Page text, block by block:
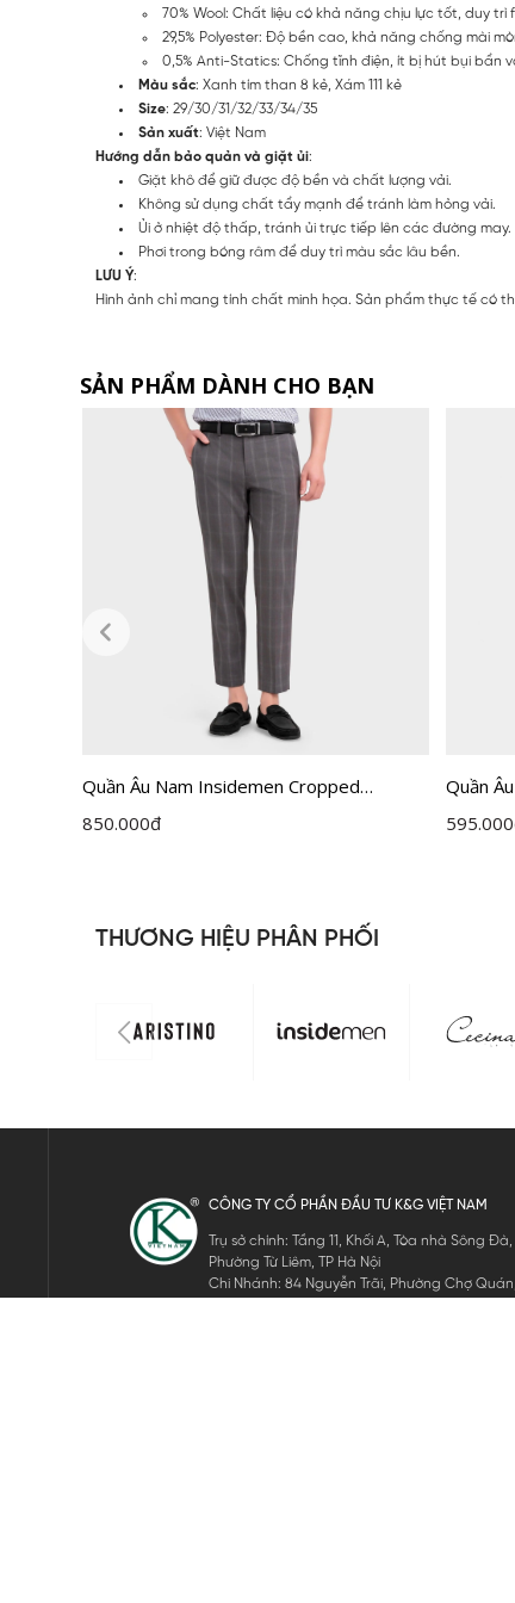
70% Wool: Chất liệu có khả năng chịu lực tốt, duy
29,5% Polyester: Độ bền cao, khả năng chống mài
0,5% Anti-Statics: Chống tĩnh điện, ít bị hút bụi bẩn
Màu sắc: Xanh tím than 8 kẻ, Xám 111 kẻ
Size: 29/30/31/32/33/34/35
Sản xuất: Việt Nam
Hướng dẫn bảo quản và giặt ủi:
Giặt khô để giữ được độ bền và chất lượng vải.
Không sử dụng chất tẩy mạnh để tránh làm hỏng vải.
Ủi ở nhiệt độ thấp, tránh ủi trực tiếp lên các đường may.
Phơi trong bóng râm để duy trì màu sắc lâu bền.
LƯU Ý:
Hình ảnh chỉ mang tính chất minh họa. Sản phẩm thực tế có
SẢN PHẨM DÀNH CHO BẠN
Quần Âu Nam Insidemen Cropped
ITR030F0H0
850.000đ
Quần
595.000
THƯƠNG HIỆU PHÂN PHỐI
CÔNG TY CỔ PHẦN ĐẦU TƯ K&G VIỆT NAM
Trụ sở chính: Tầng 11, Khối A, Tòa nhà Sông
Phường Từ Liêm, TP Hà Nội
Chi Nhánh: 84 Nguyễn Trãi, Phường Chợ